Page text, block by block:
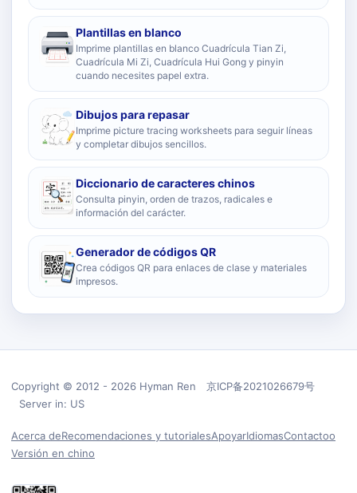
Plantillas en blanco
Imprime plantillas en blanco Cuadrícula Tian Zi,
Cuadrícula Mi Zi, Cuadrícula Hui Gong y pinyin
cuando necesites papel extra.
Dibujos para repasar
Imprime picture tracing worksheets para seguir líneas
y completar dibujos sencillos.
Diccionario de caracteres chinos
Consulta pinyin, orden de trazos, radicales e
información del carácter.
Generador de códigos QR
Crea códigos QR para enlaces de clase y materiales
impresos.
Copyright © 2012 - 2026 Hyman Ren 京ICP备2021026679号
Server in: US
Acerca deRecomendaciones y tutorialesApoyarIdiomasContactoo
Versión en chino